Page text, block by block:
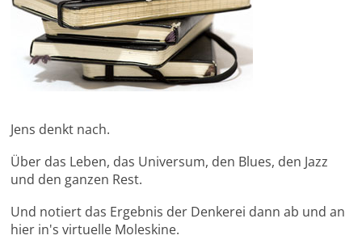
Jens denkt nach.
Über das Leben, das Universum, den Blues, den Jazz
und den ganzen Rest.
Und notiert das Ergebnis der Denkerei dann ab und an
hier in's virtuelle Moleskine.